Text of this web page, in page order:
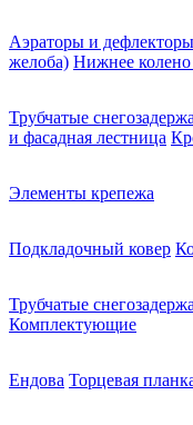
Аэраторы и дефлекторы
желоба) Нижнее колено
Трубчатые
и фасадная лестница
Элементы крепежа
Подкладочный ковер
Трубчатые
Комплектующие
Ендова Торцевая